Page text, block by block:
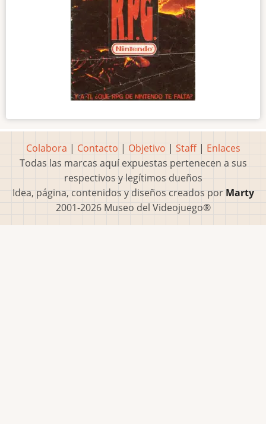
Colabora | Contacto | Objetivo | Staff| Enlaces
Todas las marcas aquí expuestas pertenecen a sus
respectivos y legítimos dueños
Idea, página, contenidos y diseños creados por Marty
2001-2026 Museo del Videojuego®